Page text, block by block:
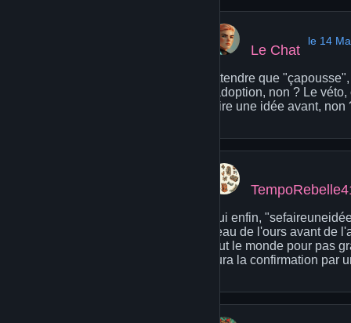
Le Chat
le 14
Attendre que
l'adoption, non ? Le
faire une idée avant, non
Oui enfin,
peau de l'ours avant de
tout le monde pour pas
aura la confirmation par